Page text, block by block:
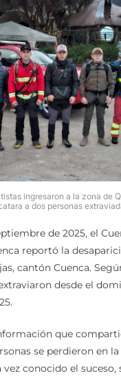
ingresaron a la zona de
a dos personas
de 2025, el
reportó la
cantón Cuenca.
desde el
que
se perdieron en
vez conocido el